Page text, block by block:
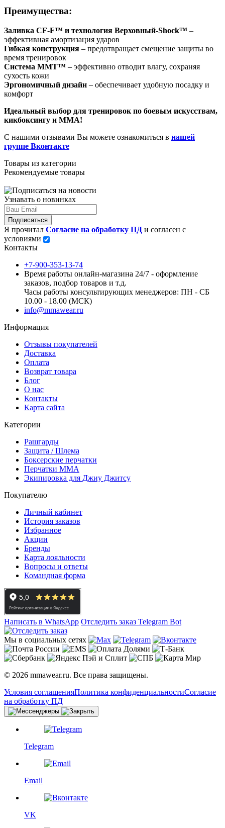
Преимущества:
Заливка CF-F™ и технология Верховный-Shock™ –
эффективная амортизация ударов
Гибкая конструкция – предотвращает смещение защиты во
время тренировок
Система MMT™ – эффективно отводит влагу, сохраняя
сухость кожи
Эргономичный дизайн – обеспечивает удобную посадку и
комфорт
Идеальный выбор для тренировок по боевым искусствам,
кикбоксингу и MMA!
С нашими отзывами Вы можете ознакомиться в нашей
группе Вконтакте
Товары из категории
Рекомендуемые товары
Узнавать о новинках
Подписаться
Я прочитал Согласие на обработку ПД и согласен с
условиями
Контакты
+7-900-353-13-74
Время работы онлайн-магазина 24/7 - оформление
заказов, подбор товаров и т.д.
Часы работы консультирующих менеджеров: ПН - СБ
10.00 - 18.00 (МСК)
info@mmawear.ru
Информация
Отзывы покупателей
Доставка
Оплата
Возврат товара
Блог
О нас
Контакты
Карта сайта
Категории
Рашгарды
Защита / Шлема
Боксерские перчатки
Перчатки ММА
Экипировка для Джиу Джитсу
Покупателю
Личный кабинет
История заказов
Избранное
Акции
Бренды
Карта лояльности
Вопросы и ответы
Командная форма
Написать в WhatsApp Отследить заказ Telegram Bot
Мы в социальных сетях
© 2026 mmawear.ru. Все права защищены.
Условия соглашенияПолитика конфиденциальностиСогласие
на обработку ПД
Telegram
Email
VK